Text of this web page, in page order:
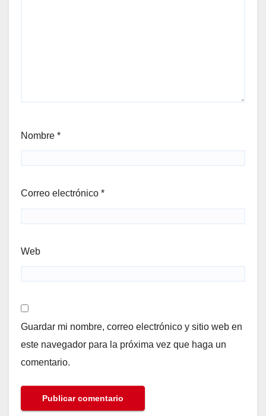
Nombre *
Correo electrónico *
Web
Guardar mi nombre, correo electrónico y sitio web en
este navegador para la próxima vez que haga un
comentario.